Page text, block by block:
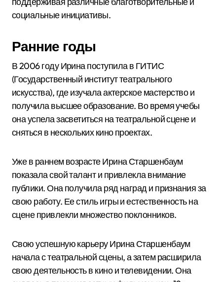
социальные инициативы.
Ранние годы
В 2006 году Ирина поступила в ГИТИС
(Государственный институт театрального
искусства), где изучала актерское мастерство и
получила высшее образование. Во время учебы
она успела засветиться на театральной сцене и
сняться в нескольких кино проектах.
Уже в раннем возрасте Ирина Старшенбаум
показала свой талант и привлекла внимание
публики. Она получила ряд наград и признания за
свою работу. Ее стиль игры и естественность на
сцене привлекли множество поклонников.
Свою успешную карьеру Ирина Старшенбаум
начала с театральной сцены, а затем расширила
свою деятельность в кино и телевидении. Она